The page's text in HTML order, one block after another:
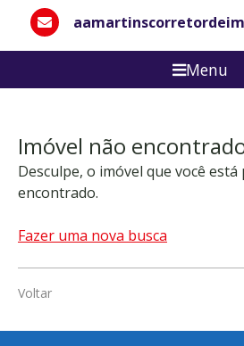
Menu
Imóvel não
Desculpe, o imóvel que você
encontrado.
Fazer uma nova busca
Voltar